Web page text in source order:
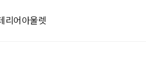
리어 아울렛